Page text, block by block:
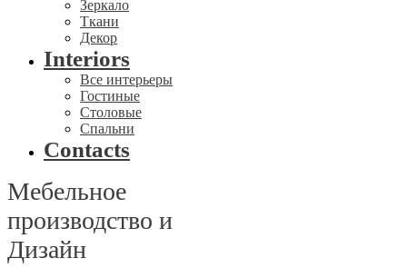
Зеркало
Ткани
Декор
Interiors
Все интерьеры
Гостиные
Столовые
Спальни
Contacts
Мебельное
производство и
Дизайн